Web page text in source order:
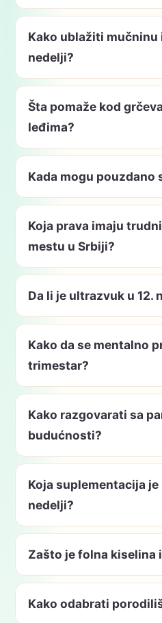
Kako ublažiti mučninu
nedelji?
Šta pomaže kod
leđima?
Kada mogu pouzdano
Koja prava imaju
mestu u Srbiji?
Da li je ultrazvuk u 12.
Kako da se mentalno
trimestar?
Kako razgovarati sa
budućnosti?
Koja suplementacija je
nedelji?
Zašto je folna kiselina
Kako odabrati